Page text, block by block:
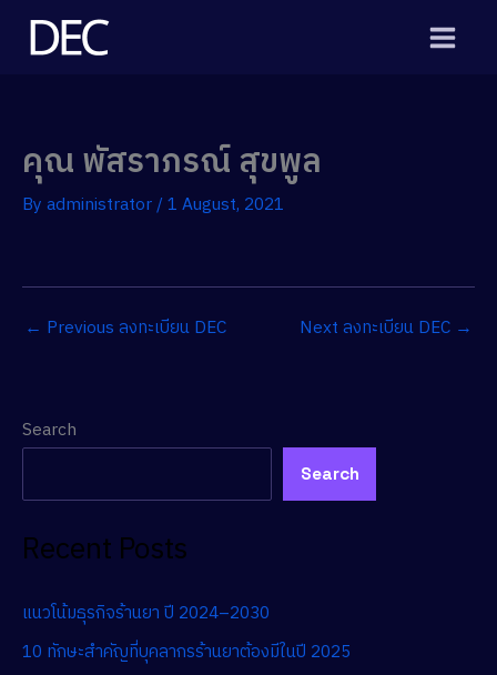
Skip
คุณ พัสราภรณ์ สุขพูล
By administrator/1 August, 2021
← Previous ลงทะเบียน DEC Next ลงทะเบียน DEC →
Search
Search
Recent Posts
แนวโน้มธุรกิจร้านยา ปี 2024–2030
10 ทักษะสำคัญที่บุคลากรร้านยาต้องมีในปี 2025